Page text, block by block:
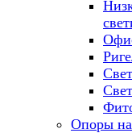
Опоры